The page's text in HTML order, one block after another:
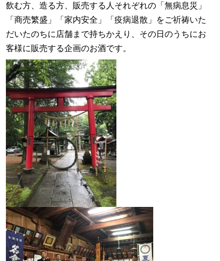
飲む方、造る方、販売する人それぞれの「無病息災」
「商売繁盛」「家内安全」「疫病退散」をご祈祷いた
だいたのちに店舗まで持ちかえり、その日のうちにお
客様に販売する企画のお酒です。